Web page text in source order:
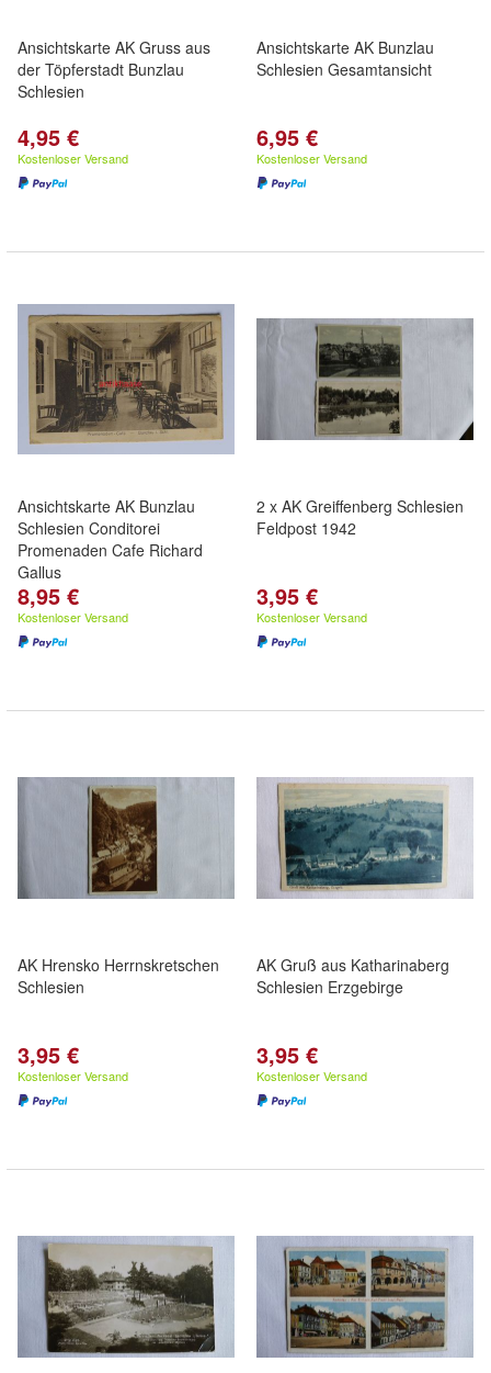
Ansichtskarte AK Gruss aus
der Töpferstadt Bunzlau
Schlesien
4,95 €
Kostenloser Versand
Ansichtskarte AK Bunzlau
Schlesien Gesamtansicht
6,95 €
Kostenloser Versand
Ansichtskarte AK Bunzlau
Schlesien Conditorei
Promenaden Cafe Richard
Gallus
8,95 €
Kostenloser Versand
2 x AK Greiffenberg Schlesien
Feldpost 1942
3,95 €
Kostenloser Versand
AK Hrensko Herrnskretschen
Schlesien
3,95 €
Kostenloser Versand
AK Gruß aus Katharinaberg
Schlesien Erzgebirge
3,95 €
Kostenloser Versand